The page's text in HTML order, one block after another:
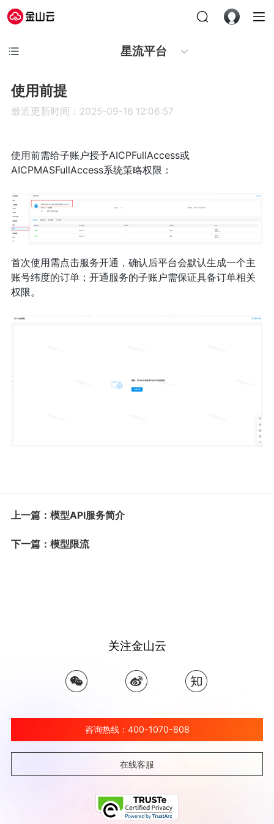
星流平台
使用前提
最近更新时间：2025-09-16 12:06:57
使用前需给子账户授予AICPFullAccess或
AICPMASFullAccess系统策略权限：
首次使用需点击服务开通，确认后平台会默认生成一个主
账号纬度的订单；开通服务的子账户需保证具备订单相关
权限。
上一篇：模型API服务简介
下一篇：模型限流
关注金山云
咨询热线：400-1070-808
在线客服